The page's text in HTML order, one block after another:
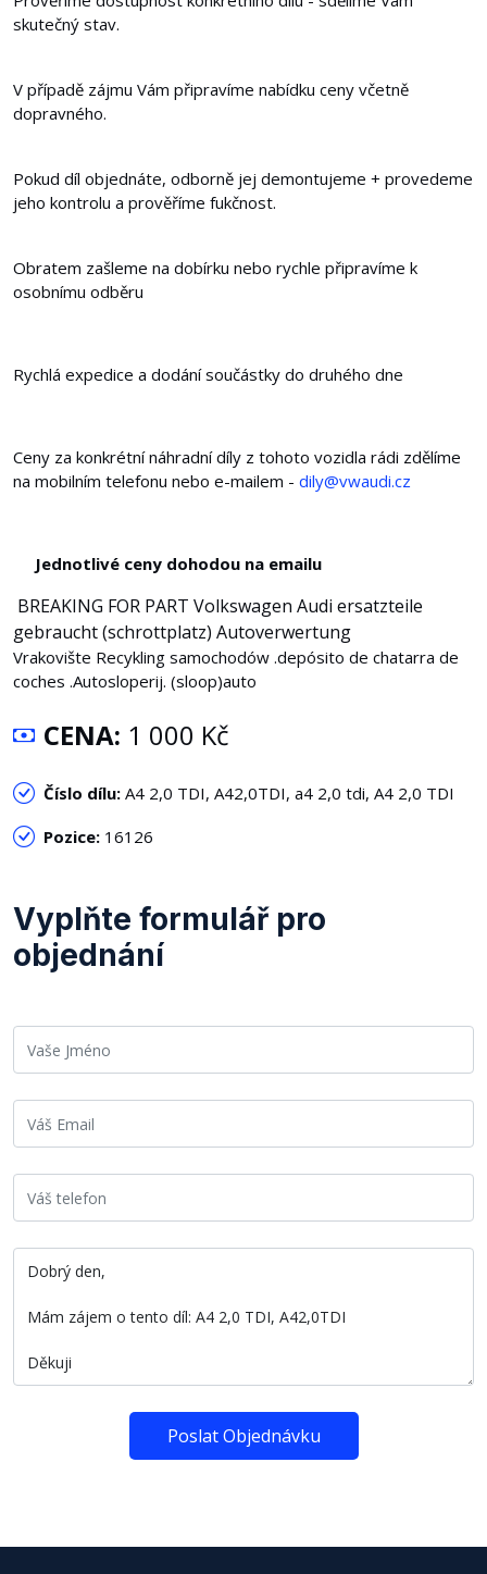
skutečný stav.
V případě zájmu Vám připravíme nabídku ceny včetně
dopravného.
Pokud díl objednáte, odborně jej demontujeme + provedeme
jeho kontrolu a prověříme fukčnost.
Obratem zašleme na dobírku nebo rychle připravíme k
osobnímu odběru
Rychlá expedice a dodání součástky do druhého dne
Ceny za konkrétní náhradní díly z tohoto vozidla rádi zdělíme
na mobilním telefonu nebo e-mailem - dily@vwaudi.cz
Jednotlivé ceny dohodou na emailu
BREAKING FOR PART Volkswagen Audi ersatzteile
gebraucht (schrottplatz) Autoverwertung
Vrakovište Recykling samochodów .depósito de chatarra de
coches .Autosloperij. (sloop)auto
CENA: 1 000 Kč
Číslo dílu: A4 2,0 TDI, A42,0TDI, a4 2,0 tdi, A4 2,0 TDI
Pozice: 16126
Vyplňte formulář pro
objednání
Poslat Objednávku